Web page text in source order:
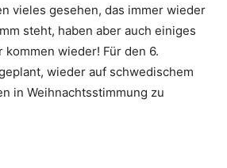
vieles gesehen, das immer wieder
steht, haben aber auch einiges
kommen wieder! Für den 6.
wieder auf schwedischem
in Weihnachtsstimmung zu